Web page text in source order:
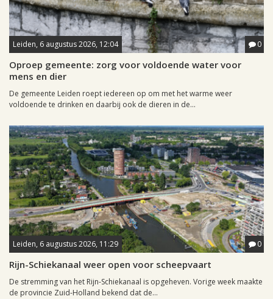
Leiden, 6 augustus 2026, 12:04 0
Oproep gemeente: zorg voor voldoende water voor
mens en dier
De gemeente Leiden roept iedereen op om met het warme weer
voldoende te drinken en daarbij ook de dieren in de...
Leiden, 6 augustus 2026, 11:29 0
Rijn-Schiekanaal weer open voor scheepvaart
De stremming van het Rijn-Schiekanaal is opgeheven. Vorige week maakte
de provincie Zuid-Holland bekend dat de...